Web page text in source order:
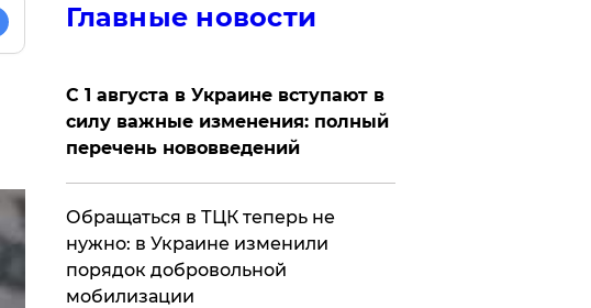
Главные новости
С 1 августа в Украине вступают в
силу важные изменения: полный
перечень нововведений
Обращаться в ТЦК теперь не
нужно: в Украине изменили
порядок добровольной
мобилизации